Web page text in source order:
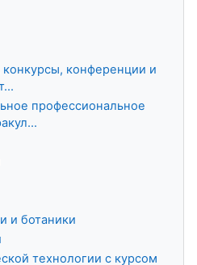
конференции и
профессиональное
и ботаники
технологии с курсом